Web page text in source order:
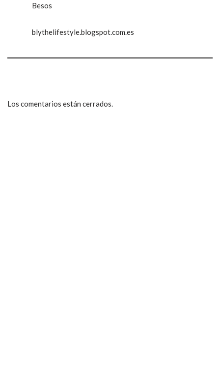
Besos
blythelifestyle.blogspot.com.es
Los comentarios están cerrados.